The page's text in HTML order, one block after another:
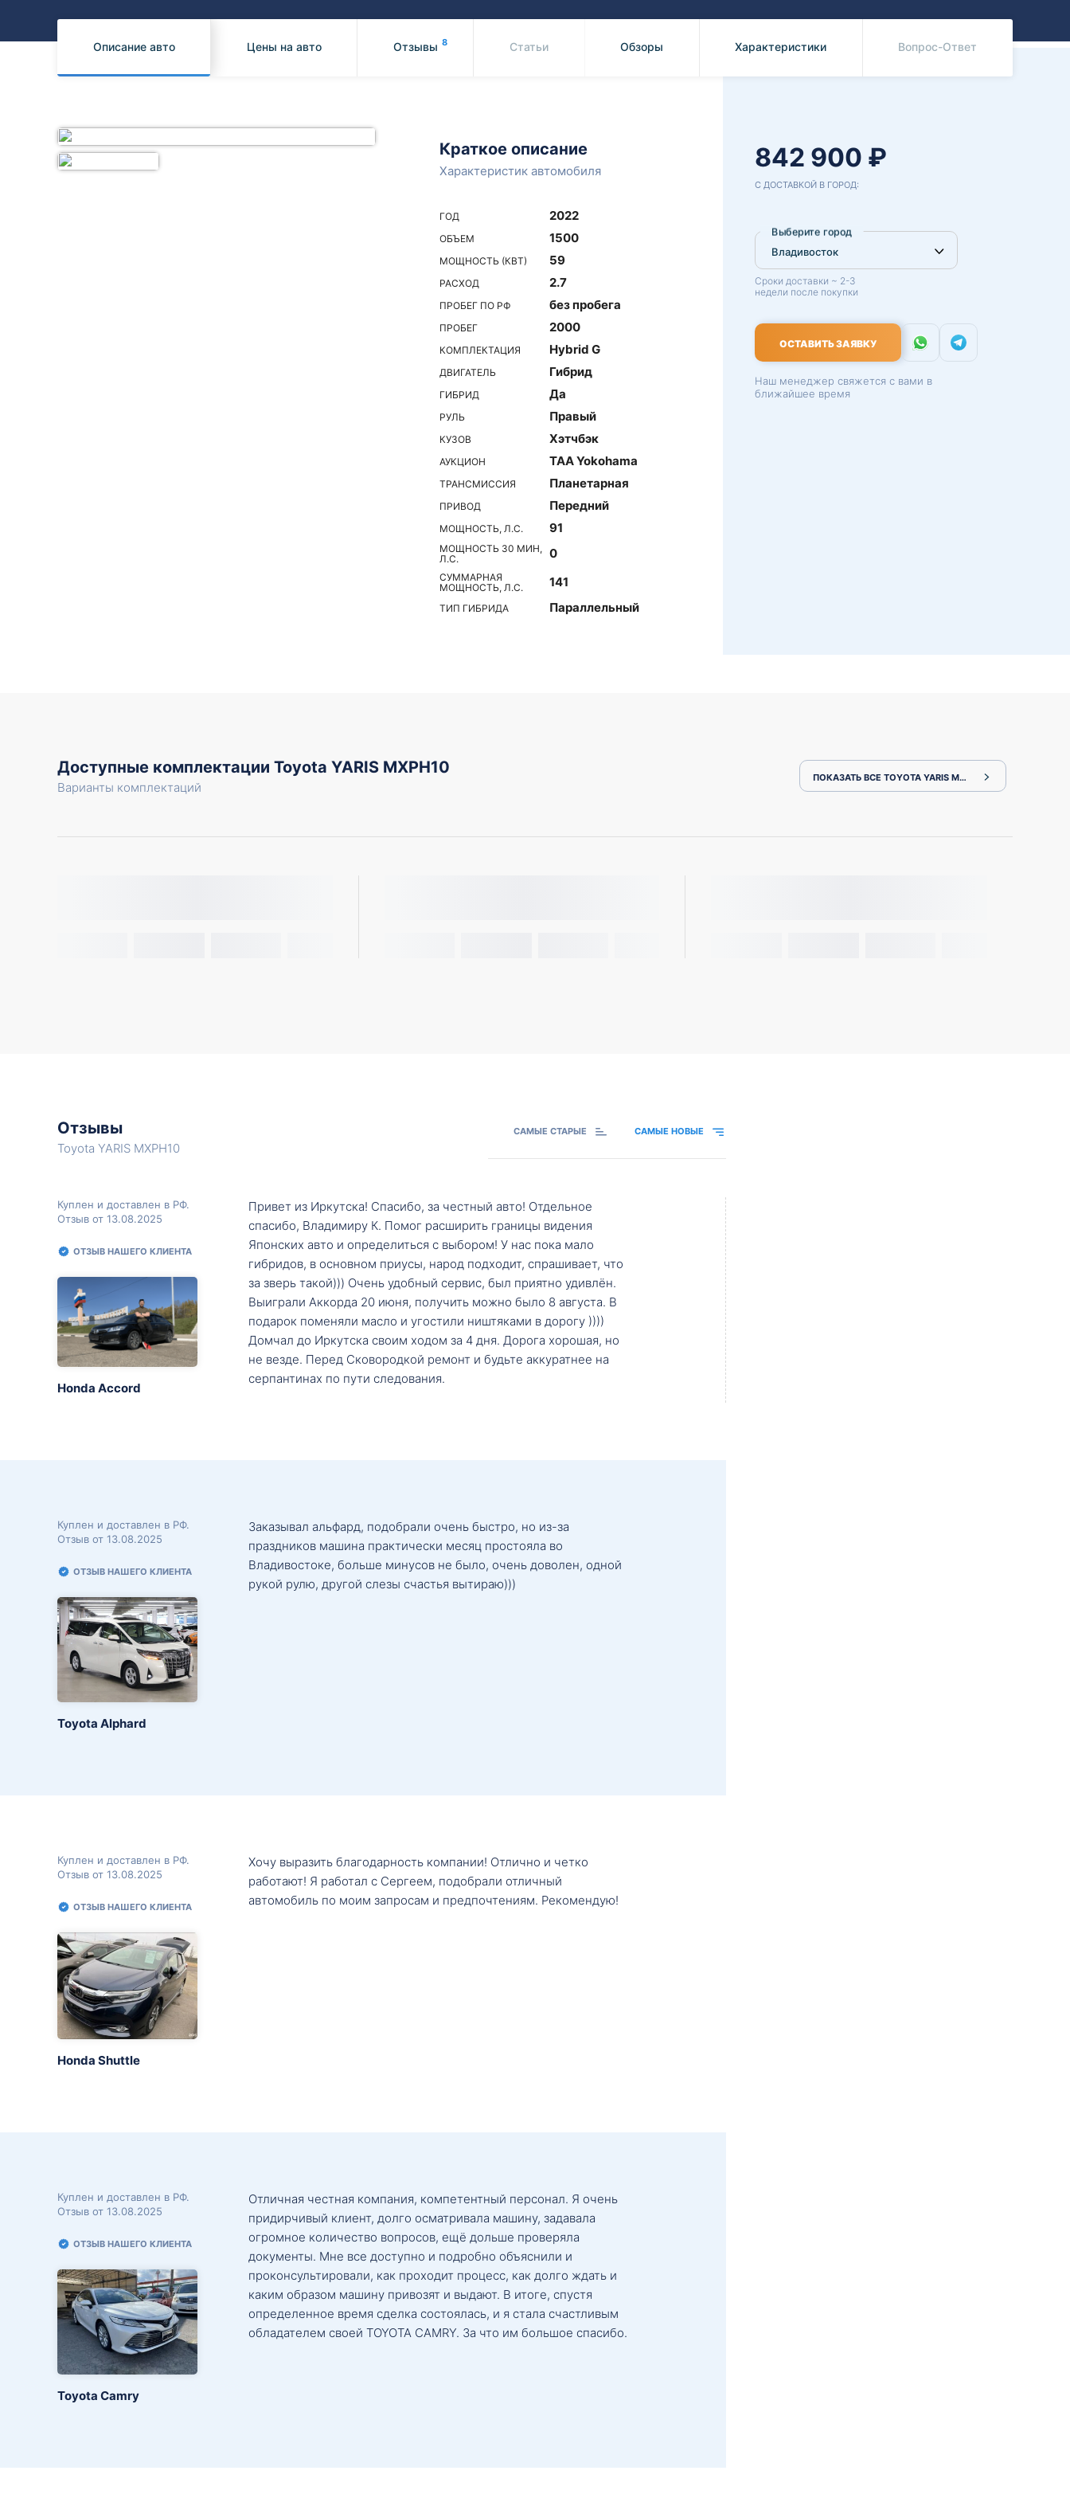
Subaru
Описание авто Цены на авто Отзывы 8 Статьи Обзоры Характеристики Вопрос-Ответ
Краткое описание
Характеристик автомобиля
ГОД 2022
ОБЪЕМ 1500
МОЩНОСТЬ (КВТ) 59
РАСХОД 2.7
ПРОБЕГ ПО РФ без пробега
ПРОБЕГ 2000
КОМПЛЕКТАЦИЯ Hybrid G
ДВИГАТЕЛЬ Гибрид
ГИБРИД Да
РУЛЬ Правый
КУЗОВ Хэтчбэк
АУКЦИОН TAA Yokohama
ТРАНСМИССИЯ Планетарная
ПРИВОД Передний
МОЩНОСТЬ, Л.С. 91
МОЩНОСТЬ 30 МИН,
Л.С.
0
СУММАРНАЯ
МОЩНОСТЬ, Л.С.
141
ТИП ГИБРИДА Параллельный
842 900 ₽
С ДОСТАВКОЙ В ГОРОД:
Выберите город
Сроки доставки ~ 2-3
недели после покупки
ОСТАВИТЬ ЗАЯВКУ
Наш менеджер свяжется с вами в
ближайшее время
Доступные комплектации Toyota YARIS MXPH10
Варианты комплектаций
ПОКАЗАТЬ ВСЕ TOYOTA YARIS MXPH10
Отзывы
Toyota YARIS MXPH10
САМЫЕ СТАРЫЕ САМЫЕ НОВЫЕ
Куплен и доставлен в РФ.
Отзыв от 13.08.2025
ОТЗЫВ НАШЕГО КЛИЕНТА
Honda Accord
Привет из Иркутска! Спасибо, за честный авто! Отдельное
спасибо, Владимиру К. Помог расширить границы видения
Японских авто и определиться с выбором! У нас пока мало
гибридов, в основном приусы, народ подходит, спрашивает, что
за зверь такой))) Очень удобный сервис, был приятно удивлён.
Выиграли Аккорда 20 июня, получить можно было 8 августа. В
подарок поменяли масло и угостили ништяками в дорогу ))))
Домчал до Иркутска своим ходом за 4 дня. Дорога хорошая, но
не везде. Перед Сковородкой ремонт и будьте аккуратнее на
серпантинах по пути следования.
Куплен и доставлен в РФ.
Отзыв от 13.08.2025
ОТЗЫВ НАШЕГО КЛИЕНТА
Toyota Alphard
Заказывал альфард, подобрали очень быстро, но из-за
праздников машина практически месяц простояла во
Владивостоке, больше минусов не было, очень доволен, одной
рукой рулю, другой слезы счастья вытираю)))
Куплен и доставлен в РФ.
Отзыв от 13.08.2025
ОТЗЫВ НАШЕГО КЛИЕНТА
Honda Shuttle
Хочу выразить благодарность компании! Отлично и четко
работают! Я работал с Сергеем, подобрали отличный
автомобиль по моим запросам и предпочтениям. Рекомендую!
Куплен и доставлен в РФ.
Отзыв от 13.08.2025
ОТЗЫВ НАШЕГО КЛИЕНТА
Toyota Camry
Отличная честная компания, компетентный персонал. Я очень
придирчивый клиент, долго осматривала машину, задавала
огромное количество вопросов, ещё дольше проверяла
документы. Мне все доступно и подробно объяснили и
проконсультировали, как проходит процесс, как долго ждать и
каким образом машину привозят и выдают. В итоге, спустя
определенное время сделка состоялась, и я стала счастливым
обладателем своей TOYOTA CAMRY. За что им большое спасибо.